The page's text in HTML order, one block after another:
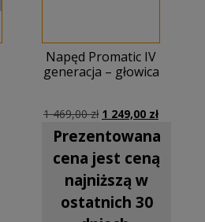
Napęd Promatic IV
generacja – głowica
1 469,00zł Pierwotna
cena
wynosiła:
1
469,00 zł.
1 249,00 złAktualna
wynosi:
1
Prezentowana
cena jest ceną
najniższą w
ostatnich 30